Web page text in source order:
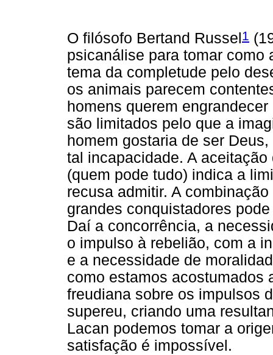
O filósofo Bertand Russel 1
psicanálise para tomar como
tema da completude pelo
os animais parecem
homens querem
são limitados pelo que a
homem gostaria de ser
tal incapacidade. A
(quem pode tudo) indica a
recusa admitir. A
grandes conquistadores
Daí a concorrência, a
o impulso à rebelião, com a
e a necessidade de
como estamos acostumados
freudiana sobre os impulsos
supereu, criando uma
Lacan podemos tomar a
satisfação é impossível.